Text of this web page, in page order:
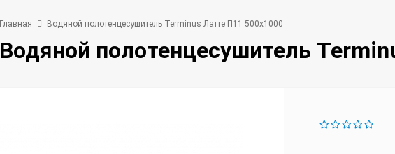
Главная Водяной полотенцесушитель Terminus Латте П11 500х1000
Водяной полотенцесушитель